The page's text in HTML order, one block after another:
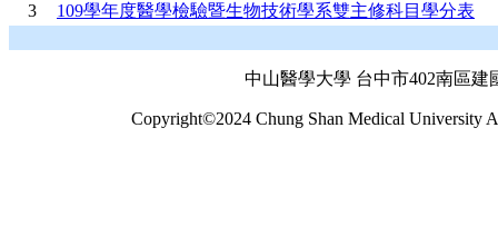
3
109學年度醫學檢驗暨生物技術學系雙主修科目學分表
中山醫學大學 台中市402南區建
Copyright©2024 Chung Shan Medical University